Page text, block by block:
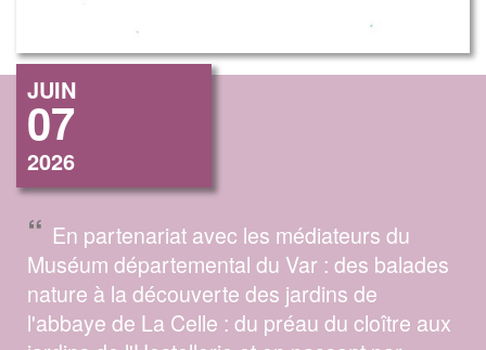
JUIN
07
2026
“ En partenariat avec les médiateurs du
Muséum départemental du Var : des balades
nature à la découverte des jardins de
l'abbaye de La Celle : du préau du cloître aux